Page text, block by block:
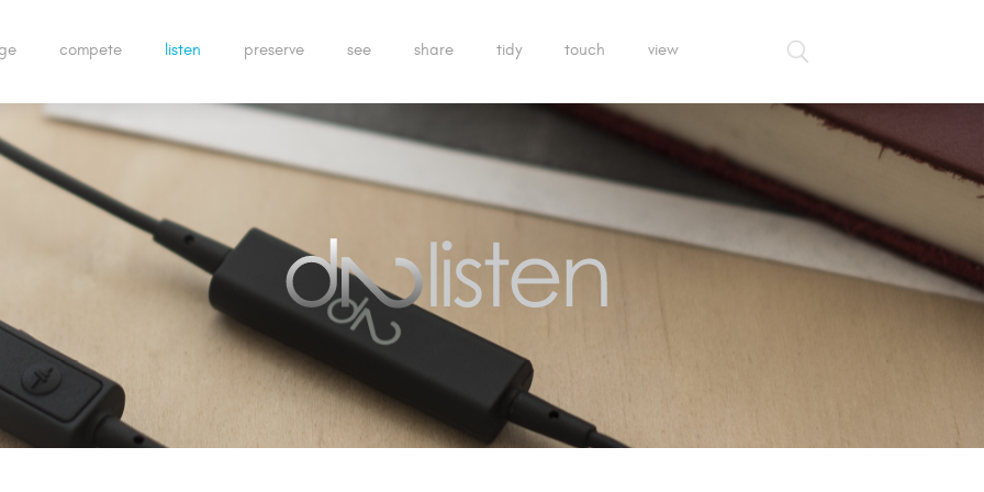
compete listen preserve see share tidy touch view